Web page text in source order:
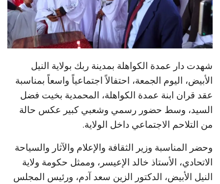
شهدت دار عمدة الكواهلة بمدينة ربك بولاية النيل
الأبيض، اليوم الجمعة، احتفالاً اجتماعياً واسعاً بمناسبة
عقد قران ابنة عمدة الكواهلة، المحمدية بخيت فضل
السيد، وسط حضور رسمي وشعبي كبير عكس حالة
من التلاحم الاجتماعي داخل الولاية.
وحضر المناسبة وزير الثقافة والإعلام والآثار والسياحة
الاتحادي، الأستاذ خالد الإعيسر، وممثل حكومة ولاية
النيل الأبيض، الدكتور الزين سعد آدم، ورئيس المجلس